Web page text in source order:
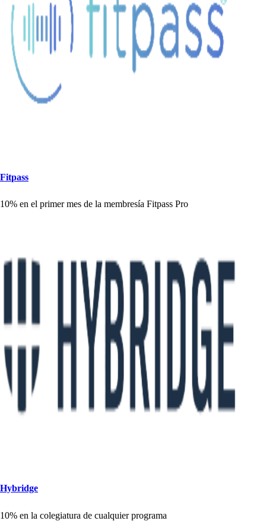
Fitpass
10% en el primer mes de la membresía Fitpass Pro
Hybridge
10% en la colegiatura de cualquierprograma